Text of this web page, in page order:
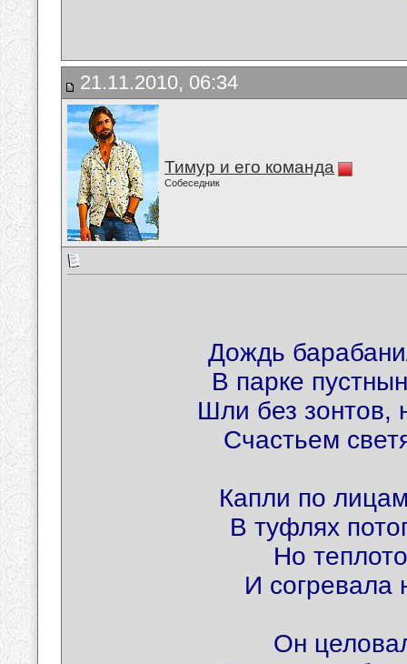
21.11.2010, 06:34
Тимур и его команда
Собеседник
Дождь
В парке
Шли без зонтов,
Счастьем
Капли по
В туфлях
Но
И согревала
Он